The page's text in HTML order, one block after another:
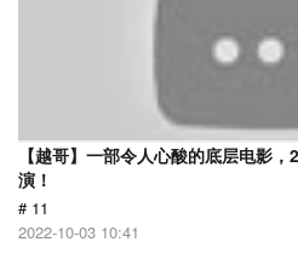
【越哥】一部令人心酸的底层电影
演！
# 11
2022-10-03 10:41